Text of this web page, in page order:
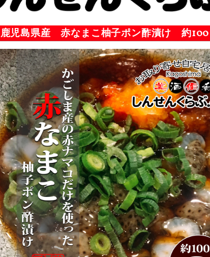
鹿児島県産 赤なまこ柚子ポン酢漬け 約100